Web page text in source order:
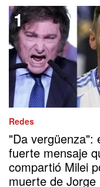
Redes
"Da vergüenza":
fuerte mensaje
compartió Milei
muerte de Jorge